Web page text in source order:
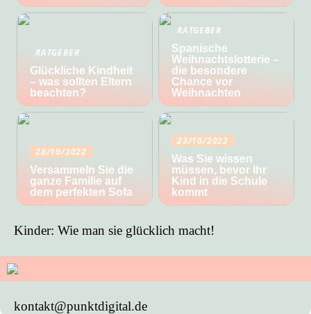
RATGEBER
Glückliche Kindheit
– was sollten Eltern
beachten?
RATGEBER
Spanische
Weihnachtslotterie –
die besondere
Chance vor
Weihnachten
28/10/2022
Versammeln Sie die
ganze Familie auf
dem perfekten Sofa
23/10/2022
Was Sie wissen
müssen, bevor Ihr
Kind in die Schule
kommt
Kinder: Wie man sie glücklich macht!
kontakt@punktdigital.de